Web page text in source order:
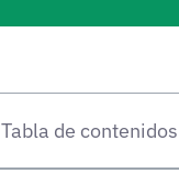
Tabla de contenidos